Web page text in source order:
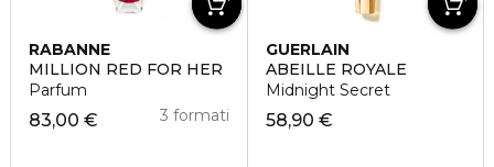
RABANNE
MILLION RED FOR HER
Parfum
83,00 € 3 formati
GUERLAIN
ABEILLE ROYALE
Midnight Secret
58,90 €